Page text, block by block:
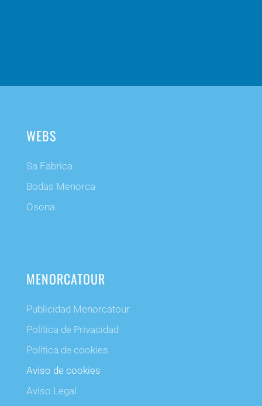
WEBS
Sa Fabrica
Bodas Menorca
Osona
MENORCATOUR
Publicidad Menorcatour
Política de Privacidad
Política de cookies
Aviso de cookies
Aviso Legal